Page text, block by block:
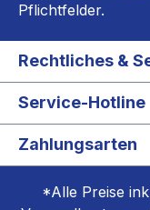
Pflichtfelder.
Rechtliches &
Service-Hotline
Zahlungsarten
*Alle Preise